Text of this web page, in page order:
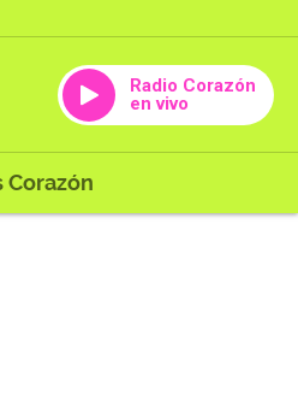
Radio Corazón
en vivo
Corazón